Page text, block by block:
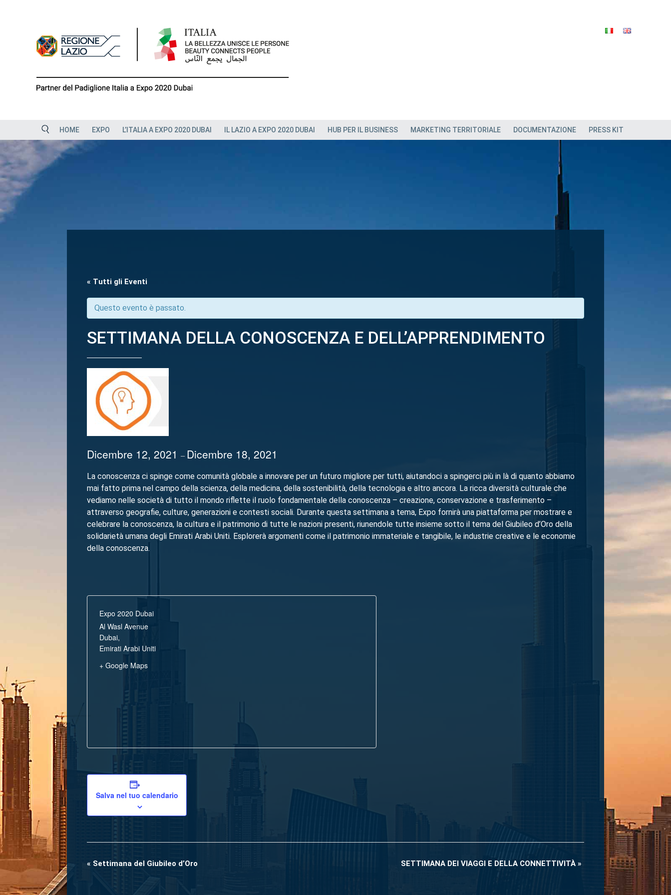
HOME EXPO L’ITALIA A EXPO 2020 DUBAI IL LAZIO A EXPO 2020 DUBAI HUB PER IL BUSINESS MARKETING TERRITORIALE DOCUMENTAZIONE PRESS KIT
« Tutti gli Eventi
Questo evento è passato.
SETTIMANA DELLA CONOSCENZA E DELL’APPRENDIMENTO
Dicembre 12, 2021–Dicembre 18, 2021
La conoscenza ci spinge come comunità globale a innovare per un futuro migliore per tutti, aiutandoci a spingerci più in là di quanto abbiamo
mai fatto prima nel campo della scienza, della medicina, della sostenibilità, della tecnologia e altro ancora. La ricca diversità culturale che
vediamo nelle società di tutto il mondo riflette il ruolo fondamentale della conoscenza – creazione, conservazione e trasferimento –
attraverso geografie, culture, generazioni e contesti sociali. Durante questa settimana a tema, Expo fornirà una piattaforma per mostrare e
celebrare la conoscenza, la cultura e il patrimonio di tutte le nazioni presenti, riunendole tutte insieme sotto il tema del Giubileo d’Oro della
solidarietà umana degli Emirati Arabi Uniti. Esplorerà argomenti come il patrimonio immateriale e tangibile, le industrie creative e le economie
della conoscenza.
Expo 2020 Dubai
Al Wasl Avenue
Dubai,
Emirati Arabi Uniti
+ Google Maps
Salva nel tuo calendario
Evento
Navigazione
« Settimana del Giubileo d’Oro SETTIMANA DEI VIAGGI E DELLA CONNETTIVITÀ »